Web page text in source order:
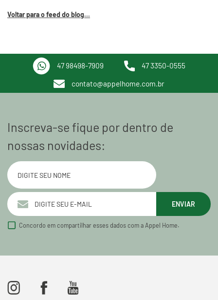
Voltar para o feed do blog...
47 98498-7909 47 3350-0555
contato@appelhome.com.br
Inscreva-se fique por dentro de
nossas novidades:
ENVIAR
Concordo em compartilhar esses dados com a Appel Home.